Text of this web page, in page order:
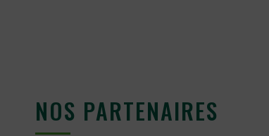
NOS PARTENAIRES